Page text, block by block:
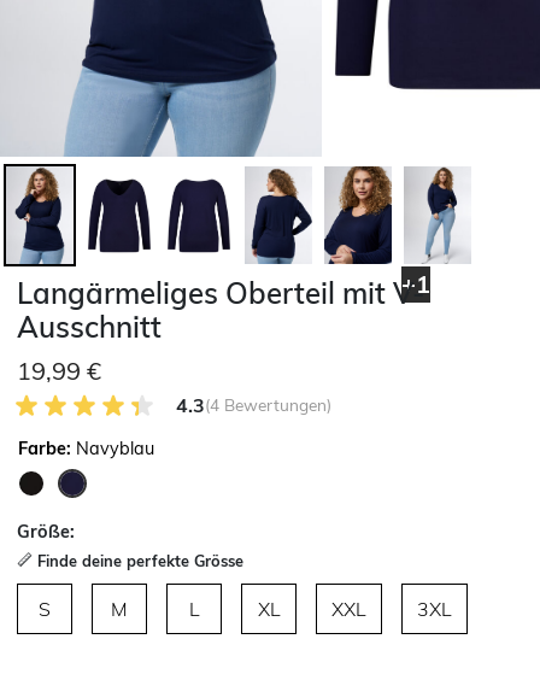
+1
Langärmeliges Oberteil mit V-
Ausschnitt
19,99 €
4.3 von 5 Kundenrezensionen
4.3(4 Bewertungen)
Farbe: Navyblau
Größe:
Finde deine perfekte Grösse
S M L XL XXL 3XL